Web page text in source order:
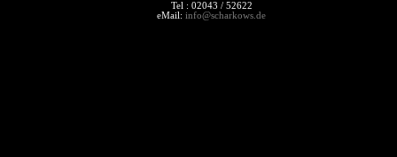
Tel : 02043 / 52622
eMail: info@scharkows.de